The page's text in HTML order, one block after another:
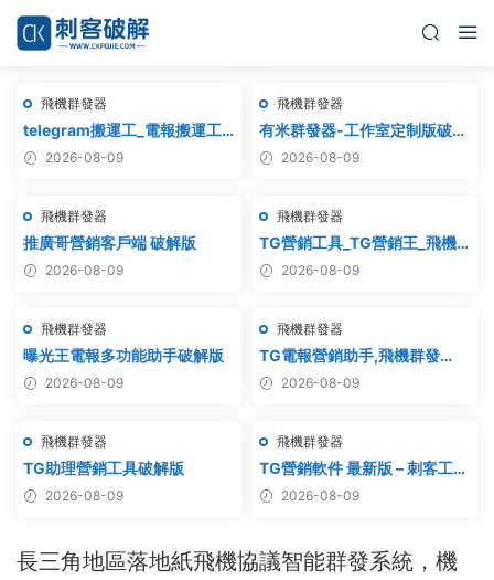
飛機群發器
telegram搬運工_電報搬運工_
電報克隆_電報資源批量搬運
2026-08-09
飛機群發器
有米群發器-工作室定制版破解
版 2026-08-09
飛機群發器
推廣哥營銷客戶端 破解版
2026-08-09
飛機群發器
TG營銷工具_TG營銷王_飛機
營銷王_破解版
2026-08-09
飛機群發器
曝光王電報多功能助手破解版
2026-08-09
飛機群發器
TG電報營銷助手,飛機群發
器,TG群發器,群發器破解版,群
協議軟件
2026-08-09
飛機群發器
TG助理營銷工具破解版
2026-08-09
飛機群發器
TG營銷軟件 最新版 – 刺客工作
室破解版
2026-08-09
長三角地區落地紙飛機協議智能群發系統，機